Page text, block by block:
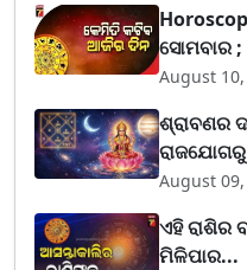
ସୋମବାର
August
ଶ୍ରାବଣର
August
ଏହି ରାଶିର
ମିଳିପାର...